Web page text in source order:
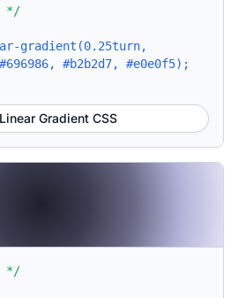
*/
gradient(0.25turn,
#b2b2d7, #e0e0f5);
Gradient CSS
*/